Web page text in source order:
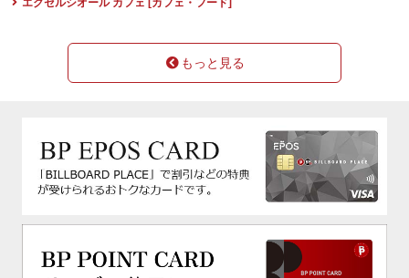
エクセルシオール カフェ [カフェ・フード]
もっと見る